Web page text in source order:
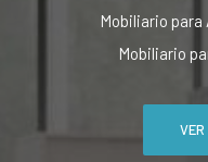
Mobiliario
Mobiliario
VER